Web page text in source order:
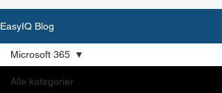
EasyIQ Blog
Alle kategorier
Microsoft 365